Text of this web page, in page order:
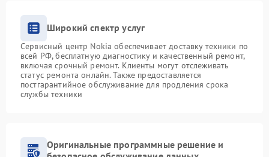
Широкий спектр услуг
Сервисный центр Nokia обеспечивает доставку техники по
всей РФ, бесплатную диагностику и качественный ремонт,
включая срочный ремонт. Клиенты могут отслеживать
статус ремонта онлайн. Также предоставляется
постгарантийное обслуживание для продления срока
службы техники
Оригинальные программные решение и